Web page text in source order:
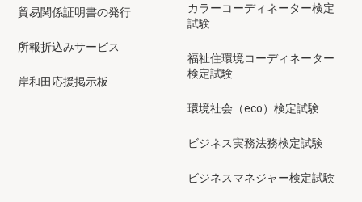
貿易関係証明書の発行
所報折込みサービス
岸和田応援掲示板
カラーコーディネーター検定
試験
福祉住環境コーディネーター
検定試験
環境社会（eco）検定試験
ビジネス実務法務検定試験
ビジネスマネジャー検定試験